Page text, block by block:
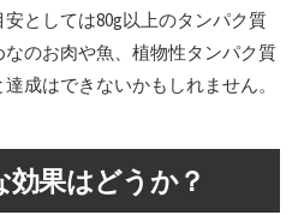
としては80g以上のタンパク質
のお肉や魚、植物性タンパク質
成はできないかもしれません。
効果はどうか？